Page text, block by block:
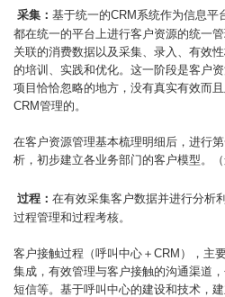
采集： 基于统一的CRM系统作为信息平
都在统一的平台上进行客户资源的统一
关联的消费数据以及采集、录入、有效
的培训、实践和优化。这一阶段是客户
项目恰恰忽略的地方，没有真实有效而
CRM管理的。
在客户资源管理基本梳理明细后，进行
析，初步建立各业务部门的客户模型。
过程： 在有效采集客户数据并进行分析
过程管理和过程考核。
客户接触过程（呼叫中心＋CRM），主
集成，有效管理与客户接触的沟通渠道
短信等。基于呼叫中心的建设和技术，